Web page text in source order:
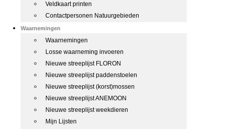
Veldkaart printen
Contactpersonen Natuurgebieden
Waarnemingen
Waarnemingen
Losse waarneming invoeren
Nieuwe streeplijst FLORON
Nieuwe streeplijst paddenstoelen
Nieuwe streeplijst (korst)mossen
Nieuwe streeplijst ANEMOON
Nieuwe streeplijst weekdieren
Mijn Lijsten